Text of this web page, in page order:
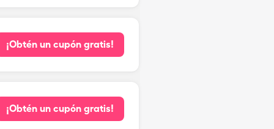
¡Obtén un cupón gratis!
¡Obtén un cupón gratis!